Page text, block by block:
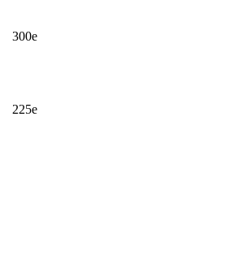
300е
225е